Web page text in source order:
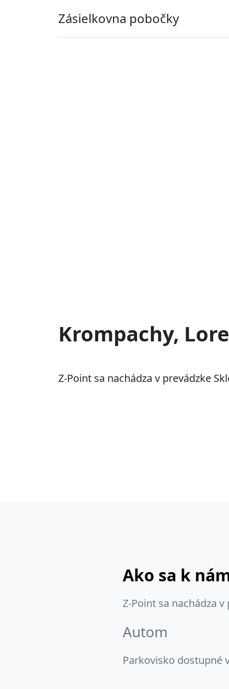
Zásielkovna pobočky
Krompachy,
Z-Point sa nachádza v prevádzke
Ako sa k
Z-Point sa nachádza
Autom
Parkovisko dostupné